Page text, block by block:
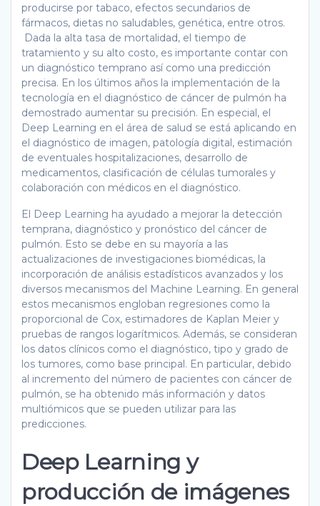
producirse por tabaco, efectos secundarios de
fármacos, dietas no saludables, genética, entre otros.
Dada la alta tasa de mortalidad, el tiempo de
tratamiento y su alto costo, es importante contar con
un diagnóstico temprano así como una predicción
precisa. En los últimos años la implementación de la
tecnología en el diagnóstico de cáncer de pulmón ha
demostrado aumentar su precisión. En especial, el
Deep Learning en el área de salud se está aplicando en
el diagnóstico de imagen, patología digital, estimación
de eventuales hospitalizaciones, desarrollo de
medicamentos, clasificación de células tumorales y
colaboración con médicos en el diagnóstico.
El Deep Learning ha ayudado a mejorar la detección
temprana, diagnóstico y pronóstico del cáncer de
pulmón. Esto se debe en su mayoría a las
actualizaciones de investigaciones biomédicas, la
incorporación de análisis estadísticos avanzados y los
diversos mecanismos del Machine Learning. En general
estos mecanismos engloban regresiones como la
proporcional de Cox, estimadores de Kaplan Meier y
pruebas de rangos logarítmicos. Además, se consideran
los datos clínicos como el diagnóstico, tipo y grado de
los tumores, como base principal. En particular, debido
al incremento del número de pacientes con cáncer de
pulmón, se ha obtenido más información y datos
multiómicos que se pueden utilizar para las
predicciones.
Deep Learning y
producción de imágenes